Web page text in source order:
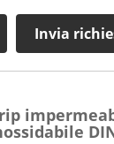
Invia